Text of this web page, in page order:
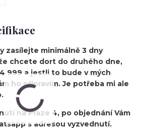
zasílejte minimálně 3 dny
chcete dort do druhého dne,
999 a jestli to bude v mých
ho připravím. Je potřeba mi ale
na Praze 4, po objednání Vám
s adresou vyzvednutí.